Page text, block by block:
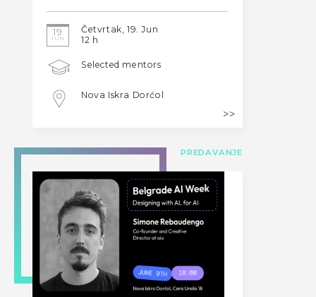
19
JUN
Četvrtak, 19. Jun
12 h
Selected mentors
Nova Iskra Dorćol
PREDAVANJE